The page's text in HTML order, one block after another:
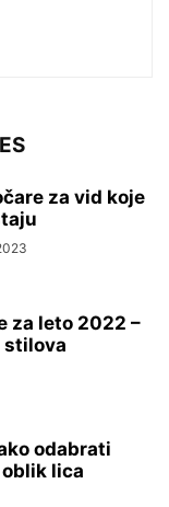
za vid koje
za leto 2022 –
stilova
odabrati
lica